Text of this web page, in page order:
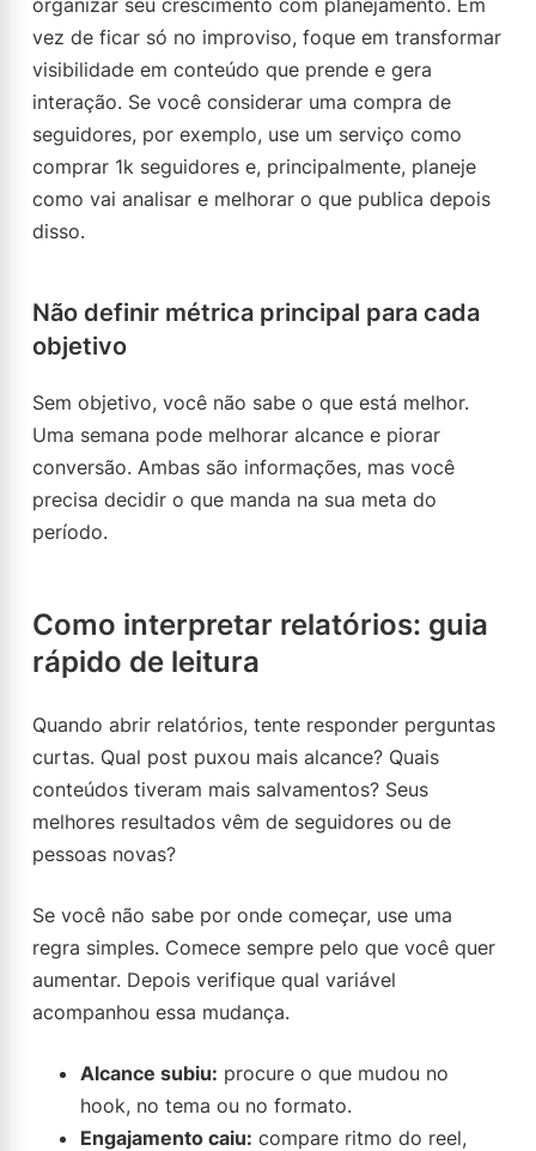
organizar seu crescimento com planejamento. Em
vez de ficar só no improviso, foque em transformar
visibilidade em conteúdo que prende e gera
interação. Se você considerar uma compra de
seguidores, por exemplo, use um serviço como
comprar 1k seguidores e, principalmente, planeje
como vai analisar e melhorar o que publica depois
disso.
Não definir métrica principal para cada
objetivo
Sem objetivo, você não sabe o que está melhor.
Uma semana pode melhorar alcance e piorar
conversão. Ambas são informações, mas você
precisa decidir o que manda na sua meta do
período.
Como interpretar relatórios: guia
rápido de leitura
Quando abrir relatórios, tente responder perguntas
curtas. Qual post puxou mais alcance? Quais
conteúdos tiveram mais salvamentos? Seus
melhores resultados vêm de seguidores ou de
pessoas novas?
Se você não sabe por onde começar, use uma
regra simples. Comece sempre pelo que você quer
aumentar. Depois verifique qual variável
acompanhou essa mudança.
Alcance subiu: procure o que mudou no
hook, no tema ou no formato.
Engajamento caiu: compare ritmo do reel,